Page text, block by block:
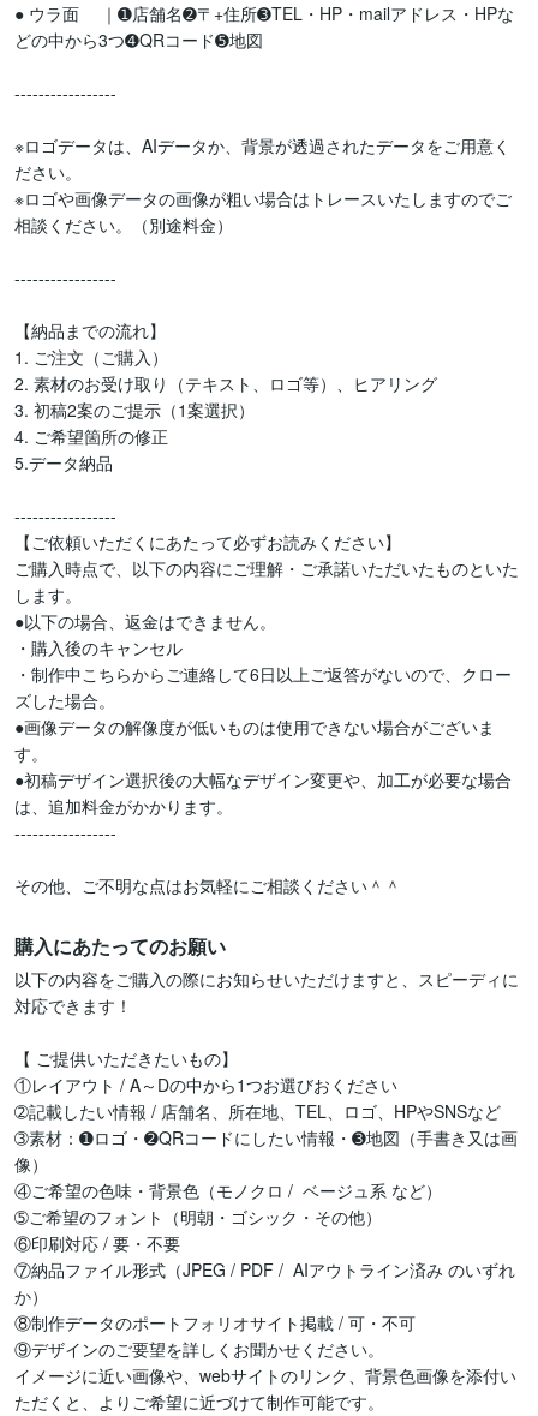
● ウラ面　 ｜➊店舗名➋〒+住所➌TEL・HP・mailアドレス・HPな
どの中から3つ➍QRコード➎地図
-----------------
※ロゴデータは、AIデータか、背景が透過されたデータをご用意く
ださい。
※ロゴや画像データの画像が粗い場合はトレースいたしますのでご
相談ください。（別途料金）
-----------------
【納品までの流れ】
1. ご注文（ご購入）
2. 素材のお受け取り（テキスト、ロゴ等）、ヒアリング
3. 初稿2案のご提示（1案選択）
4. ご希望箇所の修正
5.データ納品
-----------------
【ご依頼いただくにあたって必ずお読みください】
ご購入時点で、以下の内容にご理解・ご承諾いただいたものといた
します。
●以下の場合、返金はできません。
・購入後のキャンセル
・制作中こちらからご連絡して6日以上ご返答がないので、クロー
ズした場合。
●画像データの解像度が低いものは使用できない場合がございま
す。
●初稿デザイン選択後の大幅なデザイン変更や、加工が必要な場合
は、追加料金がかかります。
-----------------
その他、ご不明な点はお気軽にご相談ください＾＾
購入にあたってのお願い
以下の内容をご購入の際にお知らせいただけますと、スピーディに
対応できます！
【 ご提供いただきたいもの】
①レイアウト / A～Dの中から1つお選びおください
➁記載したい情報 / 店舗名、所在地、TEL、ロゴ、HPやSNSなど
➂素材：➊ロゴ・➋QRコードにしたい情報・➌地図（手書き又は画
像）
④ご希望の色味・背景色（モノクロ /  ベージュ系 など）
➄ご希望のフォント（明朝・ゴシック・その他）
⑥印刷対応 / 要・不要
⑦納品ファイル形式（JPEG / PDF /  AIアウトライン済み のいずれ
か）
⑧制作データのポートフォリオサイト掲載 / 可・不可
⑨デザインのご要望を詳しくお聞かせください。
イメージに近い画像や、webサイトのリンク、背景色画像を添付い
ただくと、よりご希望に近づけて制作可能です。